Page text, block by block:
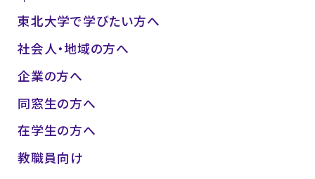
東北大学で学びたい方へ
社会人・地域の方へ
企業の方へ
同窓生の方へ
在学生の方へ
教職員向け